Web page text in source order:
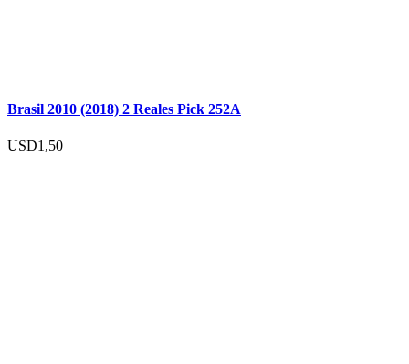
Brasil 2010 (2018) 2 Reales Pick 252A
USD1,50